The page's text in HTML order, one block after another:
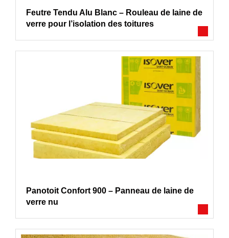
Feutre Tendu Alu Blanc – Rouleau de laine de
verre pour l’isolation des toitures
Panotoit Confort 900 – Panneau de laine de
verre nu